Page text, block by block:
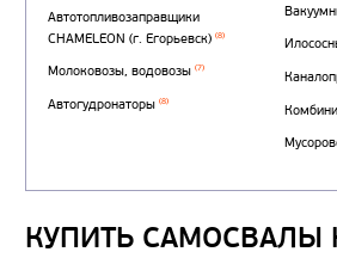
КУПИТЬ САМОСВАЛЫ